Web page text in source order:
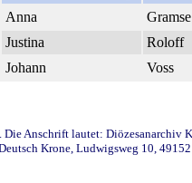
Anna Gramse
Justina Roloff
Johann Voss
Anschrift lautet:
Krone, Ludwigsweg 10,